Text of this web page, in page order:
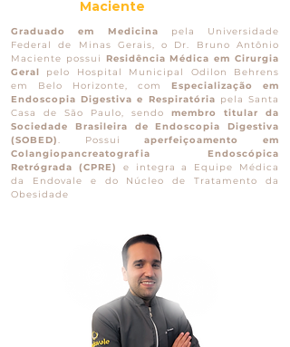
Maciente
Graduado em Medicina pela Universidade
Federal de Minas Gerais, o Dr. Bruno Antônio
Maciente possui
Residência Médica em Cirurgia
Geral pelo Hospital Municipal Odilon Behrens
em Belo Horizonte, com Especialização em
Endoscopia Digestiva e Respiratória pela Santa
Casa de São Paulo, sendo membro titular da
Sociedade Brasileira de Endoscopia Digestiva
(SOBED). Possuiaperfeiçoamento em
Colangiopancreatografia Endoscópica
Retrógrada (CPRE)
e integra a Equipe Médica
da Endovale e do Núcleo de Tratamento da
Obesidade